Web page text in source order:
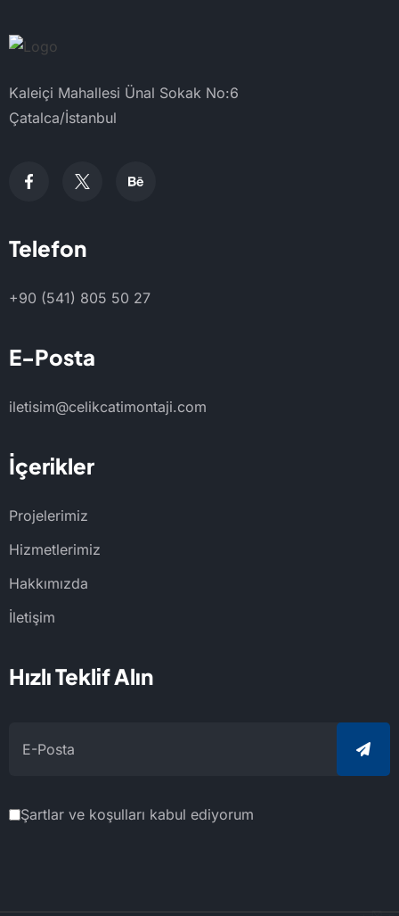
Kaleiçi Mahallesi Ünal Sokak No:6
Çatalca/İstanbul
Telefon
+90 (541) 805 50 27
E-Posta
iletisim@celikcatimontaji.com
İçerikler
Projelerimiz
Hizmetlerimiz
Hakkımızda
İletişim
Hızlı Teklif Alın
Şartlar ve koşulları kabul ediyorum